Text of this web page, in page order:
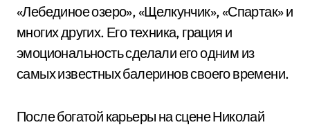
«Лебединое озеро», «Щелкунчик», «Спартак» и
многих других. Его техника, грация и
эмоциональность сделали его одним из
самых известных балеринов своего времени.
После богатой карьеры на сцене Николай